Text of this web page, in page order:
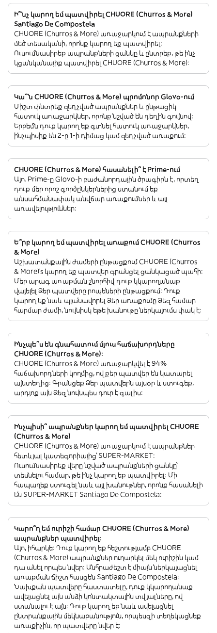
Ի՞նչ կարող եմ պատվիրել CHUORE (Churros & More)
Santiago De Compostela
CHUORE (Churros & More) առաջարկում է ապրանքների
մեծ տեսականի, որոնք կարող եք պատվիրել:
Ուսումնասիրեք ապրանքների ցանկը և ընտրեք, թե ինչ
կցանկանայիք պատվիրել CHUORE (Churros & More):
Կա՞ն CHUORE (Churros & More) պրոմոնոր Glovo-ում
Միշտ փնտրեք զեղչված ապրանքներ և ընթացիկ
հատուկ առաջարկներ, որոնք նշված են դեղին գույնով:
Երբեմն դուք կարող եք գտնել հատուկ առաջարկներ,
ինչպիսիք են 2-ը 1-ի դիմաց կամ զեղչված առաքում:
CHUORE (Churros & More) հասանելի՞ է Prime-ում
Այո. Prime-ը Glovo-ի բաժանորդային ծրագիրն է, որտեղ
դուք մեր որոշ գործընկերներից ստանում եք
անսահմանափակ անվճար առաքումներ և այլ
առավելություններ:
Ե՞րբ կարող եմ պատվիրել առաքում CHUORE (Churros
& More)
Աշխատանքային ժամերի ընթացքում CHUORE (Churros
& More)’s կարող եք պատվեր գրանցել ցանկացած պահի:
Մեր արագ առաքման շնորհիվ դուք կկարողանաք
վայելել Ձեր պատվերը րոպեների ընթացքում: Դուք
կարող եք նաև պլանավորել Ձեր առաքումը Ձեզ համար
հարմար ժամի, նույնիսկ եթե խանութը ներկայումս փակ է:
Ինչպե՞ս են գնահատում մյուս հաճախորդները
CHUORE (Churros & More):
CHUORE (Churros & More) առաջարկվել է 94%
հաճախորդների կողմից, ովքեր պատվեր են կատարել
այնտեղից: Գրանցեք Ձեր պատվերն այսօր և ստուգեք,
արդյոք այն Ձեզ նույնպես դուր է գալիս:
Ինչպիսի՞ ապրանքներ կարող եմ պատվիրել CHUORE
(Churros & More)
CHUORE (Churros & More) առաջարկում է ապրանքներ
հետևյալ կատեգորիայից՝ SUPER-MARKET:
Ուսումնասիրեք վերը նշված ապրանքների ցանկը՝
տեսնելու համար, թե ինչ կարող եք պատվիրել: Մի
հապաղեք ստուգել նաև այլ խանութներ, որոնք հասանելի
են SUPER-MARKET Santiago De Compostela:
Կարո՞ղ եմ ուրիշի համար CHUORE (Churros & More)
ապրանքներ պատվիրել:
Այո, իհարկե: Դուք կարող եք հեշտությամբ CHUORE
(Churros & More) ապրանքներ ուղարկել մեկ ուրիշին կամ
դա անել որպես նվեր: Անհրաժեշտ է միայն ներկայացնել
առաքման ճիշտ հասցեն Santiago De Compostela:
Նախքան պատվերը հաստատելը, դուք կկարողանաք
ավելացնել այն անձի կոնտակտային տվյալները, ով
ստանալու է այն: Դուք կարող եք նաև ավելացնել
ընտրանքային մեկնաբանություն, որպեսզի տեղեկացնեք
առաքիչին, որ պատվերը նվեր է: